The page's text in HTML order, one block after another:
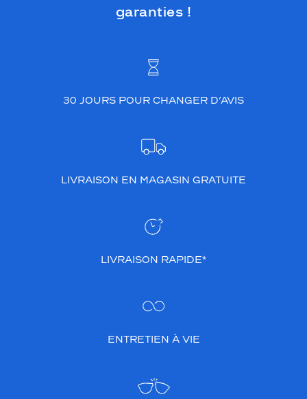
garanties !
30 JOURS POUR CHANGER D’AVIS
LIVRAISON EN MAGASIN GRATUITE
LIVRAISON RAPIDE*
ENTRETIEN À VIE